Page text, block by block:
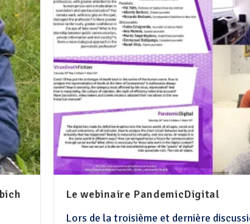
Le webinaire PandemicDigital
Lors de la troisième et dernière